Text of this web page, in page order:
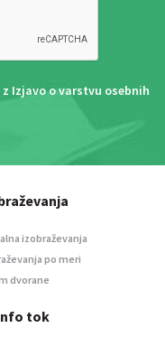
Izjavo o varstvu osebnih
izobraževanja
po meri
dvorane
tok